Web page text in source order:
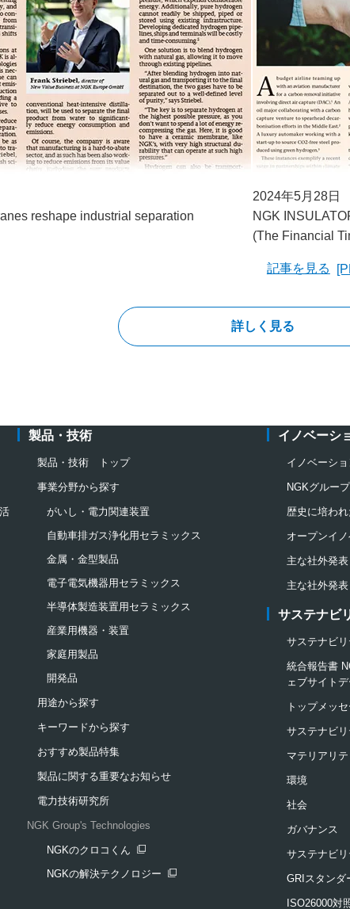
reshape industrial separation
2024年5月28日
NGK
(The Financial
記事を見る
詳しく見る
製品・技術
製品・技術 トップ
事業分野から探す
がいし・電力関連装置
自動車排ガス浄化用セラミックス
金属・金型製品
電子電気機器用セラミックス
半導体製造装置用セラミックス
産業用機器・装置
家庭用製品
開発品
用途から探す
キーワードから探す
おすすめ製品特集
製品に関する重要なお知らせ
電力技術研究所
NGK Group's Technologies
NGKのクロコくん
新規ウィンドウを開きます
NGKの解決テクノロジー
イノベーシ
イノベーシ
NGKグルー
歴史に培わ
オープンイ
主な社外発表
主な社外発表
サステナビ
サステナビ
統合報告書
ェブサイトデ
トップメッ
サステナビ
マテリアリテ
環境
社会
ガバナンス
サステナビ
GRIスタンダ
ISO26000対